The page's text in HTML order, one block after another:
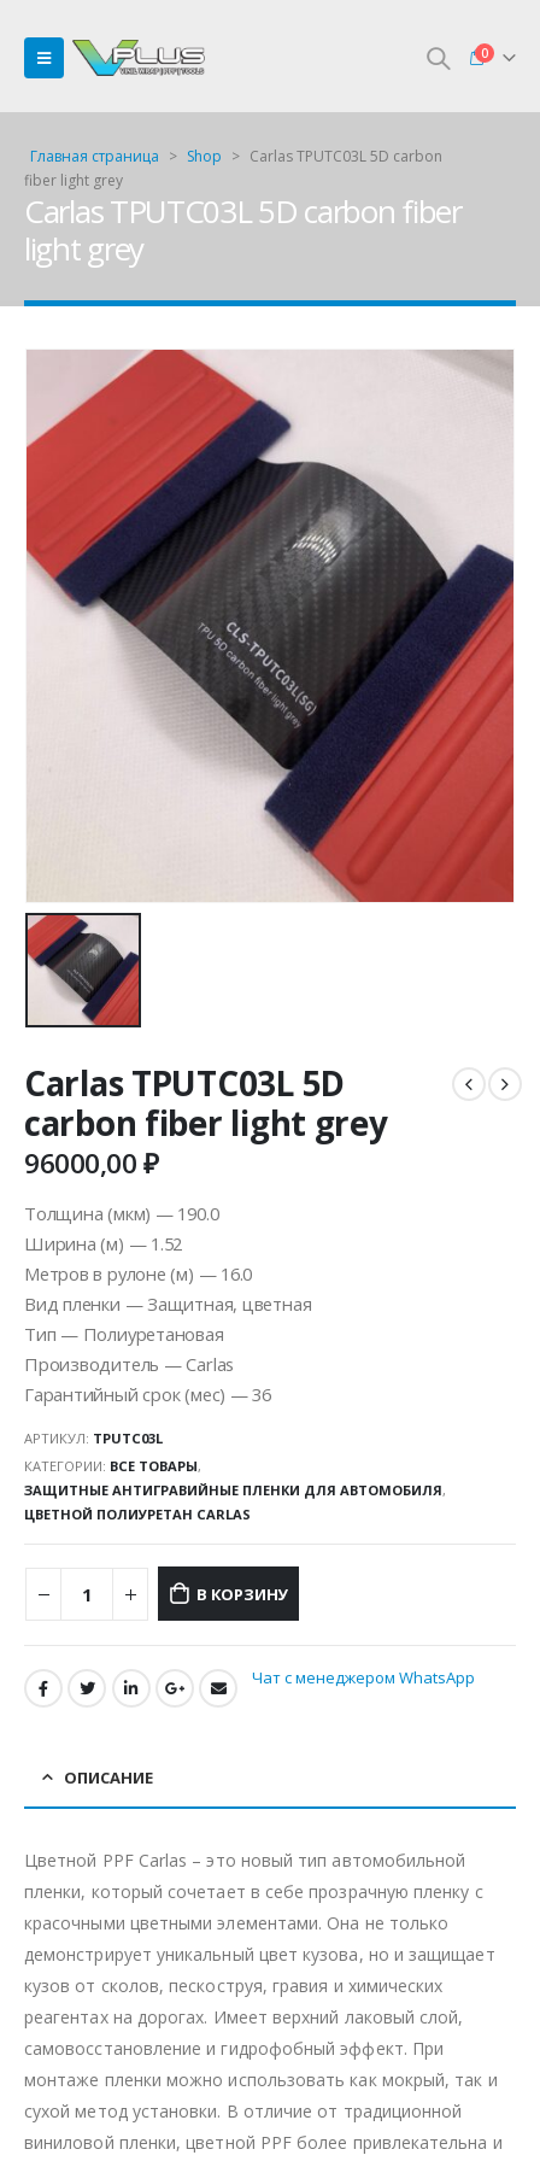
0
Главная страница > Shop > Carlas TPUTC03L 5D carbon
fiber light grey
Carlas TPUTC03L 5D carbon fiber
light grey
Carlas TPUTC03L 5D
carbon fiber light grey
96000,00₽
Толщина (мкм) — 190.0
Ширина (м) — 1.52
Метров в рулоне (м) — 16.0
Вид пленки — Защитная, цветная
Тип — Полиуретановая
Производитель — Carlas
Гарантийный срок (мес) — 36
АРТИКУЛ: TPUTC03L
КАТЕГОРИИ: ВСЕ ТОВАРЫ,
ЗАЩИТНЫЕ АНТИГРАВИЙНЫЕ ПЛЕНКИ ДЛЯ АВТОМОБИЛЯ,
ЦВЕТНОЙ ПОЛИУРЕТАН CARLAS
В КОРЗИНУ
Чат с менеджером WhatsApp
ОПИСАНИЕ
Цветной PPF Carlas – это новый тип автомобильной
пленки, который сочетает в себе прозрачную пленку с
красочными цветными элементами. Она не только
демонстрирует уникальный цвет кузова, но и защищает
кузов от сколов, пескоструя, гравия и химических
реагентах на дорогах. Имеет верхний лаковый слой,
самовосстановление и гидрофобный эффект. При
монтаже пленки можно использовать как мокрый, так и
сухой метод установки. В отличие от традиционной
виниловой пленки, цветной PPF более привлекательна и